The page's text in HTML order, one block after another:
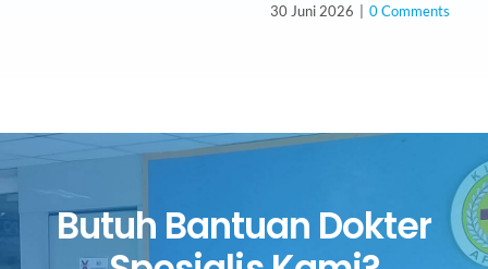
30 Juni 2026 0 Comments
Butuh Bantuan Dokter